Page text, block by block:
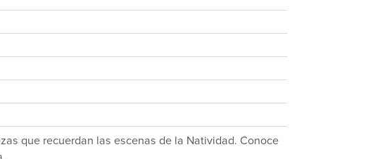
que recuerdan las escenas de la Natividad. Conoce